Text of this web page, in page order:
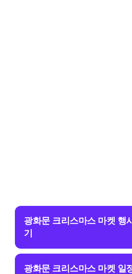
광화문 크리스마스 마켓 행
기
광화문 크리스마스 마켓 일